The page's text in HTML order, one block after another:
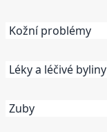
Kožní problémy
Léky a léčivé byliny
Zuby